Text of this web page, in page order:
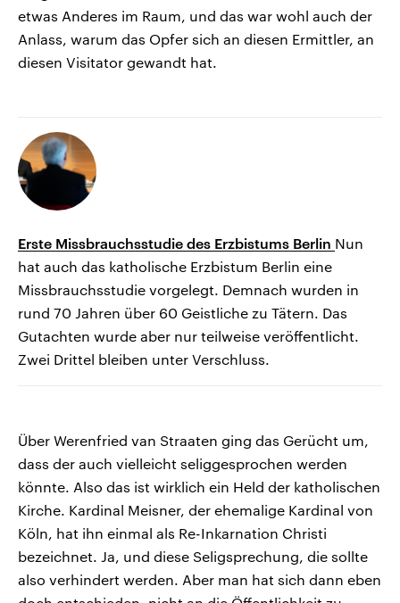
etwas Anderes im Raum, und das war wohl auch der
Anlass, warum das Opfer sich an diesen Ermittler, an
diesen Visitator gewandt hat.
Erste Missbrauchsstudie des Erzbistums Berlin Nun
hat auch das katholische Erzbistum Berlin eine
Missbrauchsstudie vorgelegt. Demnach wurden in
rund 70 Jahren über 60 Geistliche zu Tätern. Das
Gutachten wurde aber nur teilweise veröffentlicht.
Zwei Drittel bleiben unter Verschluss.
Über Werenfried van Straaten ging das Gerücht um,
dass der auch vielleicht seliggesprochen werden
könnte. Also das ist wirklich ein Held der katholischen
Kirche. Kardinal Meisner, der ehemalige Kardinal von
Köln, hat ihn einmal als Re-Inkarnation Christi
bezeichnet. Ja, und diese Seligsprechung, die sollte
also verhindert werden. Aber man hat sich dann eben